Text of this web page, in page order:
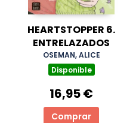
HEARTSTOPPER 6.
ENTRELAZADOS
OSEMAN, ALICE
Disponible
16,95 €
Comprar